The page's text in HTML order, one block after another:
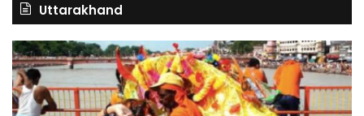
Uttarakhand